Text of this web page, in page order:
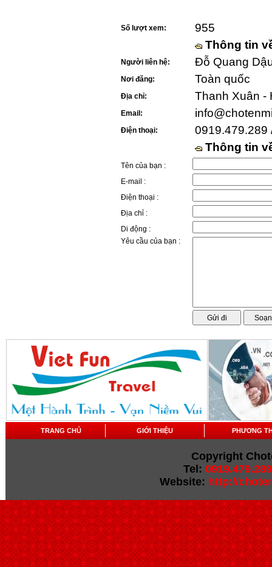
Số lượt xem:
955
Thông tin
Người liên hệ: Đỗ Quang
Nơi đăng: Toàn quốc
Địa chỉ: Thanh Xuân -
Email:
Điện thoại:
0919.479.289
Thông tin
Tên của bạn :
E-mail :
Điện thoại :
Địa chỉ :
Di động :
Yêu cầu của bạn :
TRANG CHỦ GIỚI THIỆU PHƯƠNG
Copyright
Tel: 0919.479.289
Website: http://